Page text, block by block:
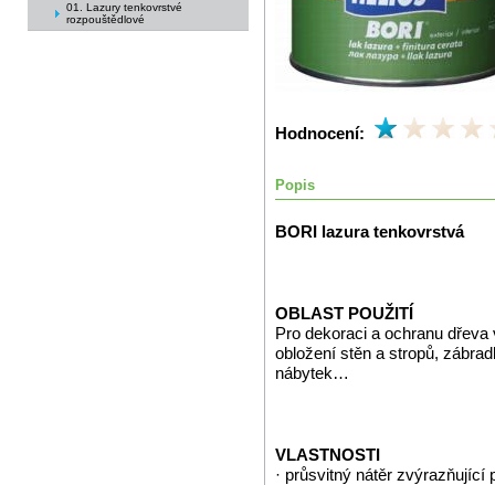
01. Lazury tenkovrstvé
rozpouštědlové
Hodnocení:
Popis
BORI lazura tenkovrstvá
OBLAST POUŽITÍ
Pro dekoraci a ochranu
obložení stěn a stropů,
nábytek…
VLASTNOSTI
· průsvitný nátěr zvýrazňující